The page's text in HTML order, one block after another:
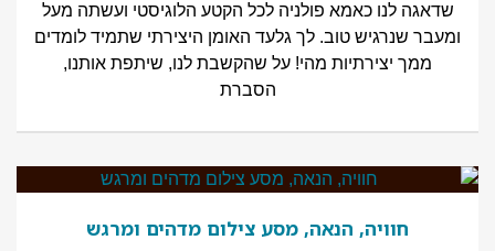
שדאגה לנו כאמא פולניה לכל הקטע הלוגיסטי ועשתה מעל
ומעבר שנרגיש טוב. לך גלעד האומן היצירתי שתמיד לומדים
ממך יצירתיות מהי! על שהקשבת לנו, שיתפת אותנו,
הסברת
חוויה, הנאה, מסע צילום מדהים ומרגש